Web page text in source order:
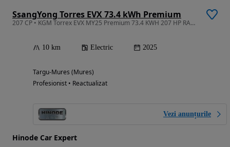
SsangYong Torres EVX 73.4 kWh Premium
207 CP • KGM Torrex EVX MY25 Premium 73.4 KWH 207 HP RABLA 2026
10 km Electric 2025
Targu-Mures (Mures)
Profesionist • Reactualizat
Vezi anunțurile
Hinode Car Expert